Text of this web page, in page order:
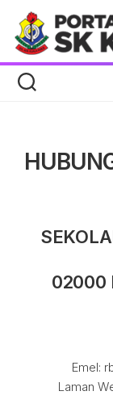
content
02000
Emel:
Laman